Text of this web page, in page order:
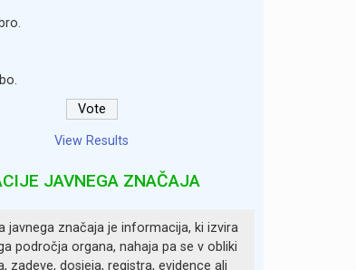
View Results
JAVNEGA ZNAČAJA
javnega značaja je informacija, ki izvira
področja organa, nahaja pa se v obliki
zadeve, dosjeja, registra, evidence ali